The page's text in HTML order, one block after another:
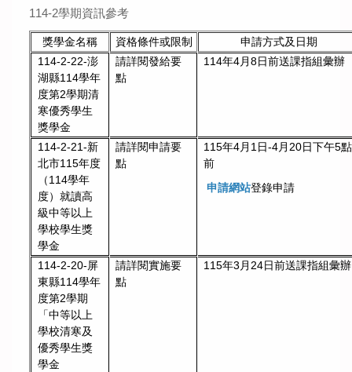
114-2學期資訊參考
獎學金名稱 資格條件或限制
申請方式及日期
114-2-22-澎
湖縣114學年
度第2學期清
寒優秀學生
獎學金
請詳閱發給要
點
114年4月8日前送課指組彙辦
114-2-21-新
北市115年度
（114學年
度）就讀高
級中等以上
學校學生獎
學金
請詳閱申請要
點
115年4月1日-4月20日下午5點
前
申請網站登錄申請
114-2-20-屏
東縣114學年
度第2學期
「中等以上
學校清寒及
優秀學生獎
學金
請詳閱實施要
點
115年3月24日前送課指組彙辦